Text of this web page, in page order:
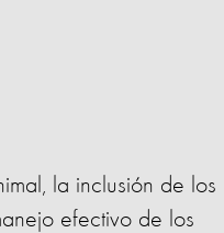
la inclusión de los
efectivo de los